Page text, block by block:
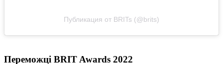
Публикация от BRITs (@brits)
Переможці BRIT Awards 2022